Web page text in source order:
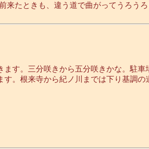
たときも、違う道で曲がってうろうろ
す。三分咲きから五分咲きかな。駐
。根来寺から紀ノ川までは下り基調